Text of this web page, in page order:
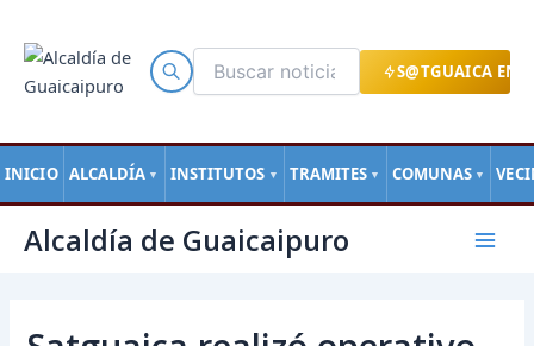
S@TGUAICA EN
INICIO ALCALDÍA ▼ INSTITUTOS ▼ TRAMITES ▼ COMUNAS ▼
contenido
Alcaldía de Guaicaipuro
Main
de